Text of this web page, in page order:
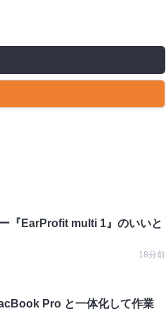
『EarProfit multi 1』のいいと
18分前
Pro と一体化して作業